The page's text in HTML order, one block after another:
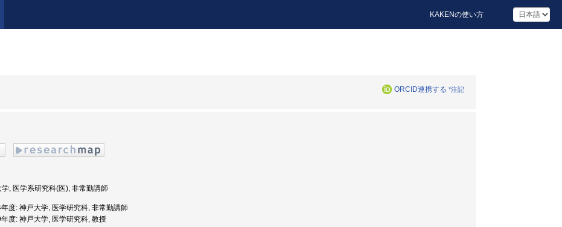
KAKENの使い方
ORCID連携する *注記
, 医学系研究科(医), 非常勤講師
度: 神戸大学, 医学研究科, 非常勤講師
度: 神戸大学, 医学研究科, 教授